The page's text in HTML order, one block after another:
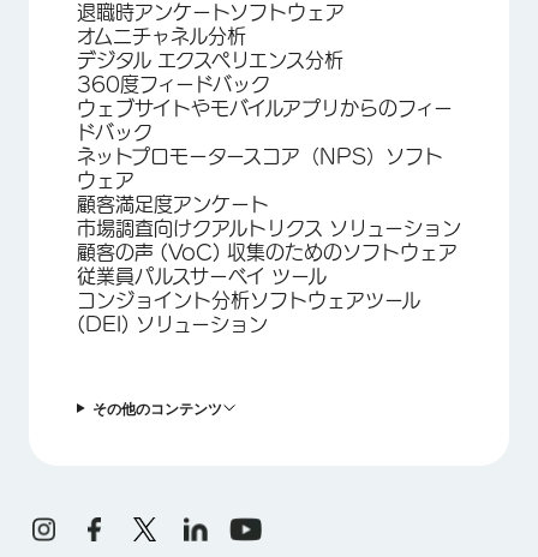
退職時アンケートソフトウェア
オムニチャネル分析
デジタル エクスペリエンス分析
360度フィードバック
ウェブサイトやモバイルアプリからのフィー
ドバック
ネットプロモータースコア（NPS）ソフト
ウェア
顧客満足度アンケート
市場調査向けクアルトリクス ソリューション
顧客の声 (VoC) 収集のためのソフトウェア
従業員パルスサーベイ ツール
コンジョイント分析ソフトウェアツール
(DEI) ソリューション
その他のコンテンツ